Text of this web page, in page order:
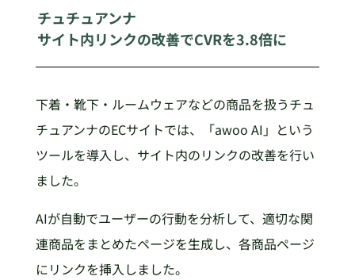
チュチュアンナ
サイト内リンクの改善でCVRを3.8倍に
下着・靴下・ルームウェアなどの商品を扱うチュ
チュアンナのECサイトでは、「awoo AI」という
ツールを導入し、サイト内のリンクの改善を行い
ました。
AIが自動でユーザーの行動を分析して、適切な関
連商品をまとめたページを生成し、各商品ページ
にリンクを挿入しました。